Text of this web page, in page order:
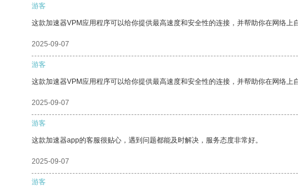
游客
这款加速器VPM应用程序可以给你提供最高速度和安全性的连接，并帮助你在网络上
2025-09-07
游客
这款加速器VPM应用程序可以给你提供最高速度和安全性的连接，并帮助你在网络上
2025-09-07
游客
这款加速器app的客服很贴心，遇到问题都能及时解决，服务态度非常好。
2025-09-07
游客